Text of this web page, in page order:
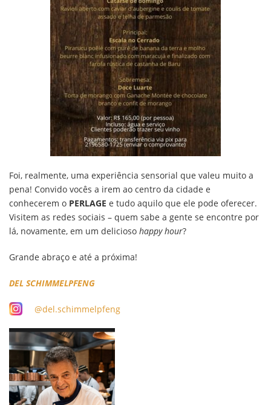
Foi, realmente, uma experiência sensorial que valeu muito a
pena! Convido vocês a irem ao centro da cidade e
conhecerem o PERLAGE e tudo aquilo que ele pode oferecer.
Visitem as redes sociais – quem sabe a gente se encontre por
lá, novamente, em um delicioso happy hour?
Grande abraço e até a próxima!
DEL SCHIMMELPFENG
@del.schimmelpfeng